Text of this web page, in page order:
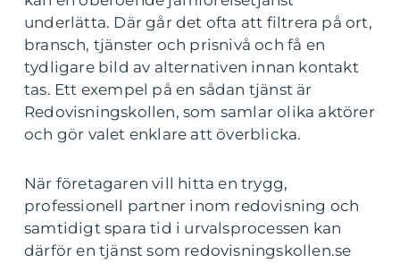
underlätta. Där går det ofta att filtrera på ort,
bransch, tjänster och prisnivå och få en
tydligare bild av alternativen innan kontakt
tas. Ett exempel på en sådan tjänst är
Redovisningskollen, som samlar olika aktörer
och gör valet enklare att överblicka.
När företagaren vill hitta en trygg,
professionell partner inom redovisning och
samtidigt spara tid i urvalsprocessen kan
därför en tjänst som redovisningskollen.se